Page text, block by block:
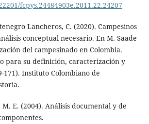
fcpys.24484903e.2011.22.24207
Lancheros, C. (2020). Campesinos
conceptual necesario. En M. Saade
del campesinado en Colombia.
para su definición, caracterización y
171). Instituto Colombiano de
M. E. (2004). Análisis documental y de